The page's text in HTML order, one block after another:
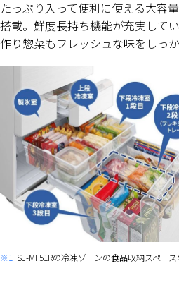
たっぷり入って便利に使える大容
搭載。鮮度長持ち機能が充実して
作り惣菜もフレッシュな味をしっか
※1 SJ-MF51Rの冷凍ゾーンの食品収納スペース